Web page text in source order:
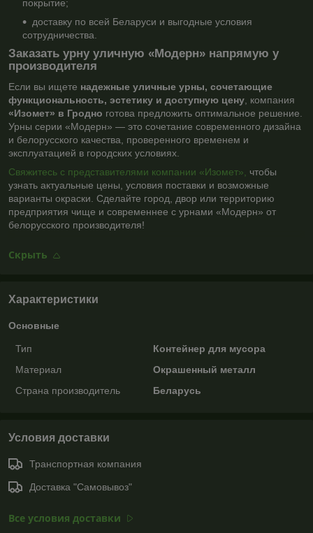
покрытие;
доставку по всей Беларуси и выгодные условия
сотрудничества.
Заказать урну уличную «Модерн» напрямую у
производителя
Если вы ищете надежные уличные урны, сочетающие
функциональность, эстетику и доступную цену, компания
«Изомет» в Гродно готова предложить оптимальное решение.
Урны серии «Модерн» — это сочетание современного дизайна
и белорусского качества, проверенного временем и
эксплуатацией в городских условиях.
Свяжитесь с представителями компании «Изомет», чтобы
узнать актуальные цены, условия поставки и возможные
варианты окраски. Сделайте город, двор или территорию
предприятия чище и современнее с урнами «Модерн» от
белорусского производителя!
Скрыть
Характеристики
Основные
Тип
Контейнер для мусора
Материал
Окрашенный металл
Страна производитель
Беларусь
Условия доставки
Транспортная компания
Доставка "Самовывоз"
Все условия доставки